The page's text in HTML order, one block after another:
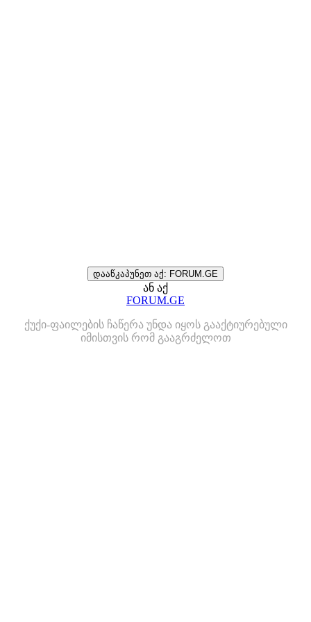
დააწკაპუნეთ აქ: FORUM.GE
ან აქ
FORUM.GE
ქუქი-ფაილების ჩაწერა უნდა იყოს გააქტიურებული
იმისთვის რომ გააგრძელოთ